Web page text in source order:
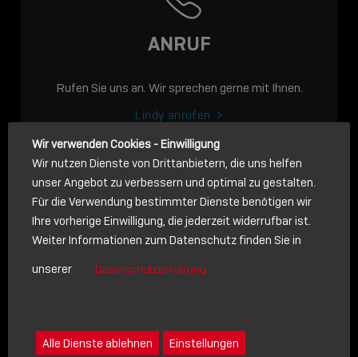
DISTANZEN: AKTIVE
USB-C-KABEL FÜR
STABILE 10 GBIT/S BIS
LINDY ACADEMY
ANRUF
Rufen Sie uns an. Wir sprechen gerne mit Ihnen.
Lindy anrufen
NACHRICHT
Schreiben Sie lieber? Dann schicken Sie uns gerne eine
Wir verwenden Cookies - Einwilligung
Wir nutzen Dienste von Drittanbietern, die uns helfen
unser Angebot zu verbessern und optimal zu gestalten.
Für die Verwendung bestimmter Dienste benötigen wir
Ihre vorherige Einwilligung, die jederzeit widerrufbar ist.
Weiter Informationen zum Datenschutz finden Sie in
unserer
Datenschutzerklärung
Alle Dienste ablehnen Einstellungen